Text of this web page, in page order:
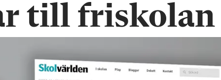
till friskolan